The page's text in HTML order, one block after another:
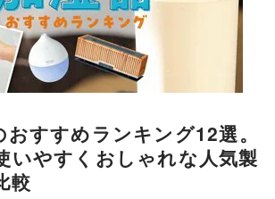
すすめランキング12選。
いやすくおしゃれな人気製
較